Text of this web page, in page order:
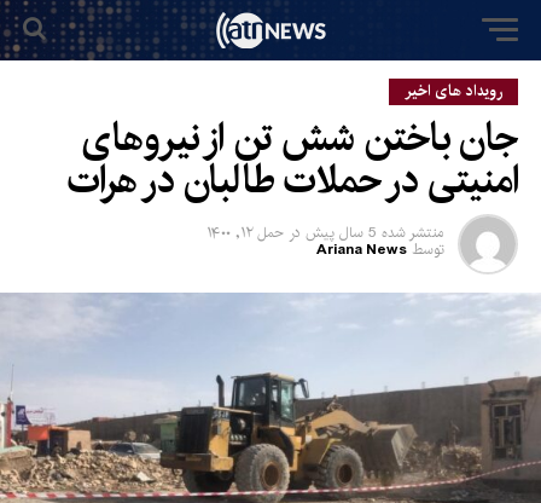
رویداد های اخیر
جان باختن شش تن از نیروهای
امنیتی در حملات طالبان در هرات
منتشر شده 5 سال پیش در حمل ۱۲, ۱۴۰۰
توسط Ariana News